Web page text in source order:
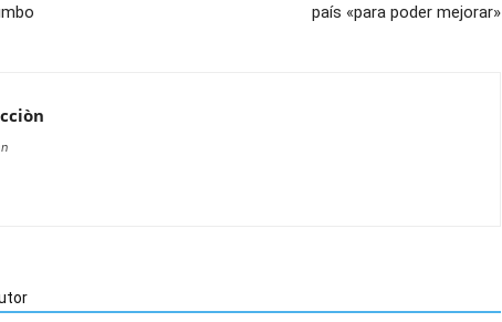
país «para poder mejorar»